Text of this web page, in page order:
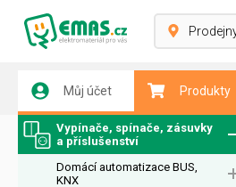
Můj účet Produkty
Vypínače, spínače, zásuvky
a příslušenství
Domácí automatizace BUS,
KNX